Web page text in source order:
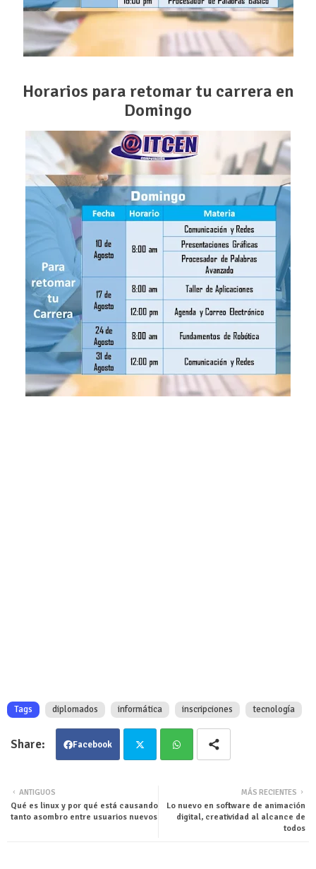
Horarios para retomar tu carrera en
Domingo
Tags diplomados informática inscripciones tecnología
Facebook
ter tsa
MÁS RECIENTES
Lo nuevo en software de animación
digital, creatividad al alcance de
todos
ANTIGUOS
Qué es linux y por qué está causando
tanto asombro entre usuarios nuevos